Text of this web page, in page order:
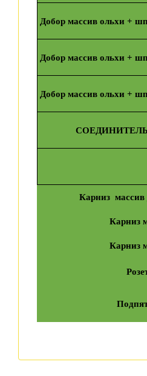
Добор массив ольхи +
Добор массив ольхи +
Добор массив ольхи +
Карниз массив
Карниз
Карниз